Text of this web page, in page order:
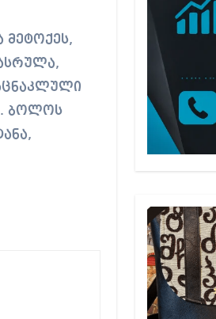
მეტოქეს,
ბოლოს